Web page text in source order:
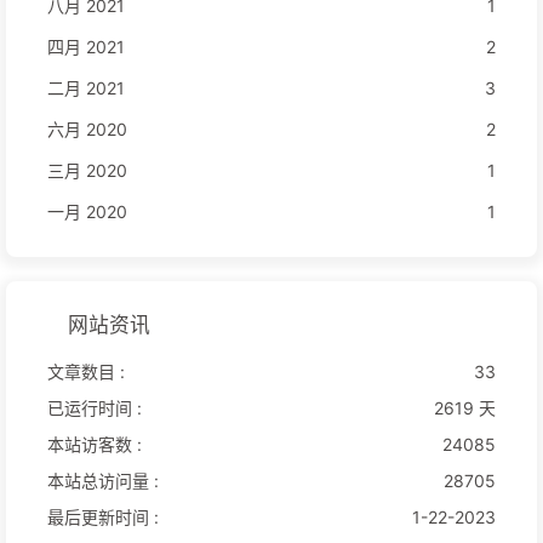
八月 2021
1
四月 2021
2
二月 2021
3
六月 2020
2
三月 2020
1
一月 2020
1
网站资讯
文章数目 :
33
已运行时间 :
2619 天
本站访客数 :
24085
本站总访问量 :
28705
最后更新时间 :
1-22-2023